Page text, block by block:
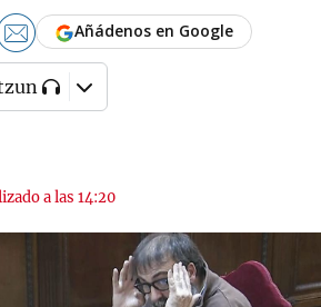
a las 14:20
Añádenos en Google